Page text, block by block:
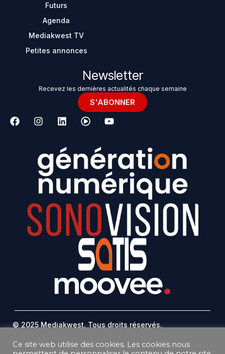
Futurs
Agenda
Mediakwest TV
Petites annonces
Newsletter
Recevez les dernières actualités chaque semaine
S'ABONNER
© 2025 Mediakwest. Tous droits réservés.
FAQ
Ce site web utilise des cookies. Les cookies nous